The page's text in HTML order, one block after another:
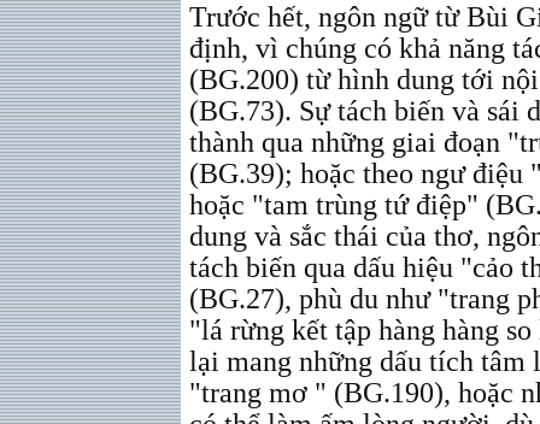
Trước hết, ngôn ngữ từ Bùi
định, vì chúng có khả năng
(BG.200) từ hình dung tới
(BG.73). Sự tách biến và sái
thành qua những giai đoạn
(BG.39); hoặc theo ngư
hoặc "tam trùng tứ điệp"
dung và sắc thái của thơ,
tách biến qua dấu hiệu "cảo
(BG.27), phù du như "trang
"lá rừng kết tập hàng hàng
lại mang những dấu tích
"trang mơ " (BG.190), hoặc